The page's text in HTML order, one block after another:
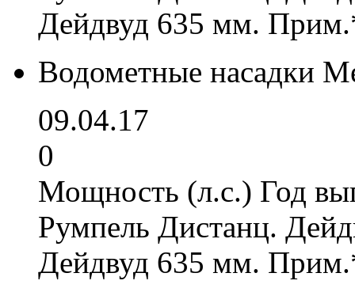
Дейдвуд 635 мм.
Водометные насадки
09.04.17
0
Мощность (л.с.) Год
Румпель Дистанц.
Дейдвуд 635 мм.